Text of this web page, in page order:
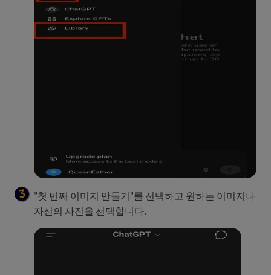
"첫 번째 이미지 만들기"를 선택하고 원하는 이미지나
자신의 사진을 선택합니다.